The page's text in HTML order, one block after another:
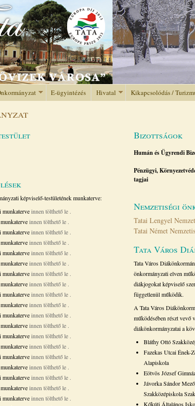
Jump to
E-ügyintézés Hivatal Kikapcsolódás /
képviselő-testületének munkaterve:
innen tölthető le .
innen tölthető le .
innen tölthető le .
innen tölthető le .
innen tölthető le .
innen tölthető le .
innen tölthető le .
innen tölthető le .
innen tölthető le .
innen tölthető le .
innen tölthető le .
innen tölthető le .
innen tölthető le .
innen tölthető le .
innen tölthető le .
innen tölthető le .
innen tölthető le .
innen tölthető le .
innen tölthető le .
Bizottságok
Humán és Ügyrendi
Pénzügyi,
tagjai
Nemzetiségi
Tatai Lengyel
Tatai Német
Tata Város
Tata Város
önkormányzati elven
diákjogokat képviselő
függetlenül működik.
A Tata Város
működésében részt vevő
diákönkormányzatai a
Bláthy Ottó
Fazekas Utcai Ének-
Alapiskola
Eötvös József
Jávorka Sándor
Szakközépiskola
Kőkúti Általános